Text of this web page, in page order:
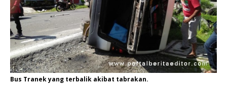
Bus Tranek yang terbalik akibat tabrakan.